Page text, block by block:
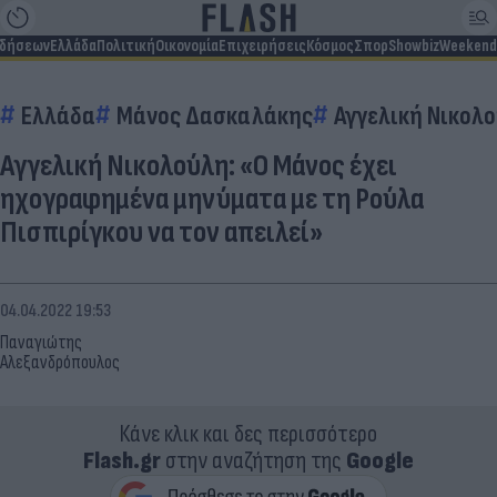
ΕλλάδαΠολιτικήΟικονομίαΕπιχειρήσειςΚόσμοςΣπορShowbizWeekend
Ελλάδα Μάνος Δασκαλάκης Αγγελική
Αγγελική Νικολούλη: «Ο Μάνος έχει
ηχογραφημένα μηνύματα με τη Ρούλα
Πισπιρίγκου να τον απειλεί»
Παναγιώτης
Αλεξανδρόπουλος
04.04.2022 19:53
Κάνε κλικ και δες περισσότερο
Flash.grστην αναζήτηση της Google